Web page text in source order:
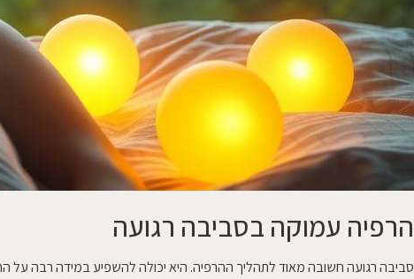
הרפיה עמוקה בסביבה רגועה
סביבה רגועה חשובה מאוד לתהליך ההרפיה. היא יכולה להשפיע במידה רבה על